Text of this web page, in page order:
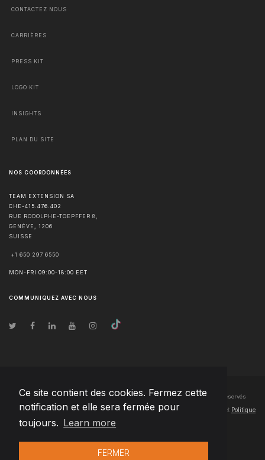
Ce site contient des cookies. Fermez cette
notification et elle sera fermée pour
toujours. Learn more
FERMER
CONTACTEZ NOUS
CARRIÈRES
PRESS KIT
LOGO KIT
INSIGHTS
PLAN DU SITE
NOS COORDONNÉES
TEAM EXTENSION SA
CHE-415.476.402
RUE RODOLPHE-TOEPFFER 8,
GENÈVE
1206
SUISSE
+1 650 297 6550
MON-FRI 09:00-18:00 EET
COMMUNIQUEZ AVEC NOUS
© Droits d'auteur2026 Team Extension SA France- Tous les droits sont réservés
Changelog● En utilisant ce site, vous acceptez nos Conditions d'utilisation et Politique
de confidentialité